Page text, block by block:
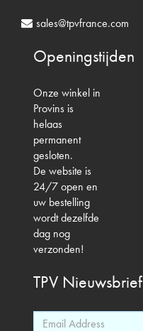
sales@tpvfrance.com
Openingstijden
Onze winkel in
Provins is
helaas
permanent
gesloten.
De website is
24/7 open en
uw bestelling
wordt dezelfde
dag nog
verzonden!
TPV Nieuwsbrief